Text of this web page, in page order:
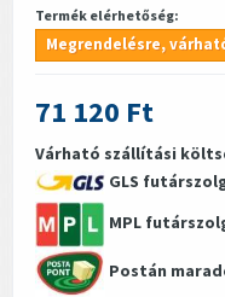
Termék elérhetőség:
Megrendelésre,
71 120 Ft
Várható szállítási
GLS
MPL
Postán